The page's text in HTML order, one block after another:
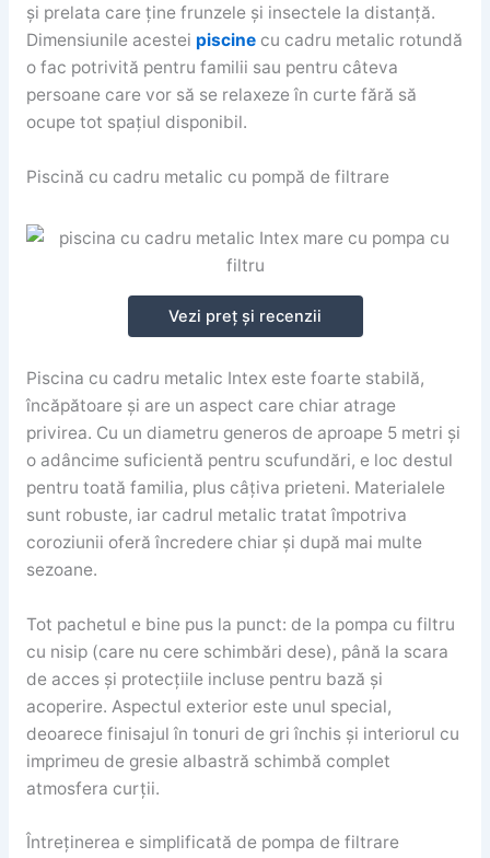
și prelata care ține frunzele și insectele la distanță.
Dimensiunile acestei piscinecu cadru metalic rotundă
o fac potrivită pentru familii sau pentru câteva
persoane care vor să se relaxeze în curte fără să
ocupe tot spațiul disponibil.
Piscină cu cadru metalic cu pompă de filtrare
Vezi preț și recenzii
Piscina cu cadru metalic Intex este foarte stabilă,
încăpătoare și are un aspect care chiar atrage
privirea. Cu un diametru generos de aproape 5 metri și
o adâncime suficientă pentru scufundări, e loc destul
pentru toată familia, plus câțiva prieteni. Materialele
sunt robuste, iar cadrul metalic tratat împotriva
coroziunii oferă încredere chiar și după mai multe
sezoane.
Tot pachetul e bine pus la punct: de la pompa cu filtru
cu nisip (care nu cere schimbări dese), până la scara
de acces și protecțiile incluse pentru bază și
acoperire. Aspectul exterior este unul special,
deoarece finisajul în tonuri de gri închis și interiorul cu
imprimeu de gresie albastră schimbă complet
atmosfera curții.
Întreținerea e simplificată de pompa de filtrare